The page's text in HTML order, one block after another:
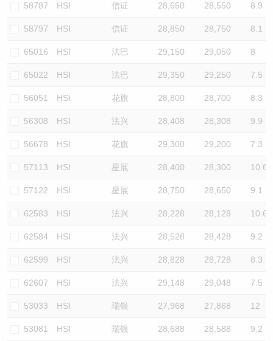
58787 HSI 信证 28,650 28,550 8.9
58797 HSI 信证 28,850 28,750 8.1
65016 HSI 法巴 29,150 29,050 8
65022 HSI 法巴 29,350 29,250 7.5
56051 HSI 花旗 28,800 28,700 8.3
56308 HSI 法兴 28,408 28,308 9.9
56678 HSI 花旗 29,300 29,200 7.3
57113 HSI 星展 28,400 28,300 10.6
57122 HSI 星展 28,750 28,650 9.1
62583 HSI 法兴 28,228 28,128 10.6
62584 HSI 法兴 28,528 28,428 9.2
62599 HSI 法兴 28,828 28,728 8.3
62607 HSI 法兴 29,148 29,048 7.5
53033 HSI 瑞银 27,968 27,868 12
53081 HSI 瑞银 28,688 28,588 9.2